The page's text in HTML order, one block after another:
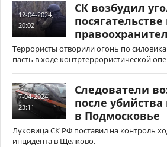
12-04-2024,
20:02
СК возбудил
Террористы отворили огонь по
пасть в ходе контртеррористической
7-04-2024,
23:11
Следователи
после
в Подмосковье
Луковица СК РФ поставил на контроль
инцидента в Щелково.